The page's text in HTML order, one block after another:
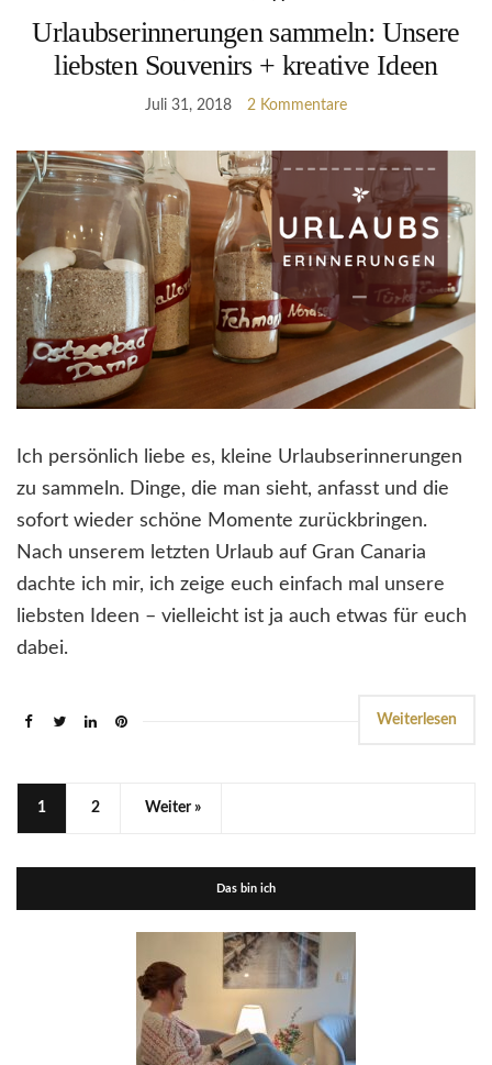
Urlaubserinnerungen sammeln: Unsere
liebsten Souvenirs + kreative Ideen
Juli 31, 2018 2 Kommentare
Ich persönlich liebe es, kleine Urlaubserinnerungen
zu sammeln. Dinge, die man sieht, anfasst und die
sofort wieder schöne Momente zurückbringen.
Nach unserem letzten Urlaub auf Gran Canaria
dachte ich mir, ich zeige euch einfach mal unsere
liebsten Ideen – vielleicht ist ja auch etwas für euch
dabei.
Weiterlesen
1 2 Weiter »
Das bin ich